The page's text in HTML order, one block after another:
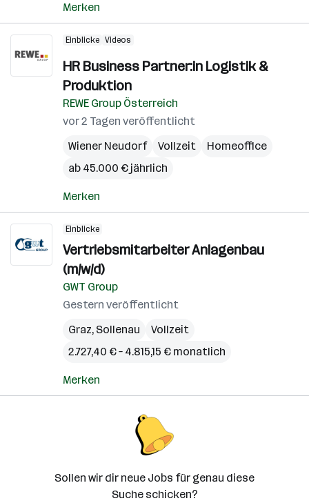
Merken
Einblicke Videos
HR Business Partner:in Logistik &
Produktion
REWE Group Österreich
vor 2 Tagen veröffentlicht
Wiener Neudorf
Vollzeit
Homeoffice
ab 45.000 € jährlich
Merken
Einblicke
Vertriebsmitarbeiter Anlagenbau
(m/w/d)
GWT Group
Gestern veröffentlicht
Graz, Sollenau
Vollzeit
2.727,40 € – 4.815,15 € monatlich
Merken
Sollen wir dir neue Jobs für genau diese
Suche schicken?